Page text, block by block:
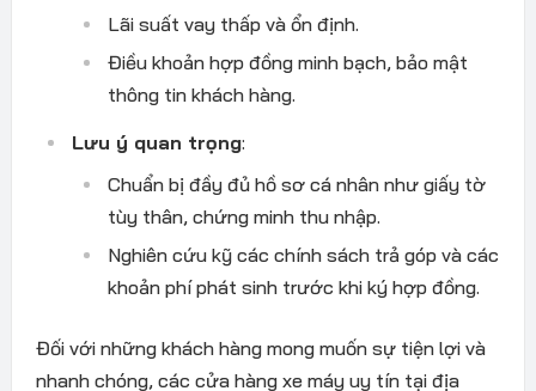
Lãi suất vay thấp và ổn định.
Điều khoản hợp đồng minh bạch, bảo mật
thông tin khách hàng.
Lưu ý quan trọng:
Chuẩn bị đầy đủ hồ sơ cá nhân như giấy tờ
tùy thân, chứng minh thu nhập.
Nghiên cứu kỹ các chính sách trả góp và các
khoản phí phát sinh trước khi ký hợp đồng.
Đối với những khách hàng mong muốn sự tiện lợi và
nhanh chóng, các cửa hàng xe máy uy tín tại địa